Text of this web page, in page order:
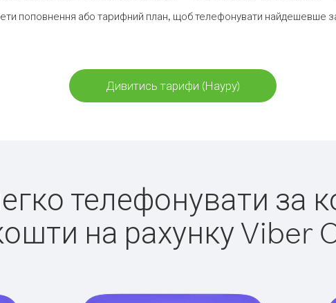
поповнення або тарифний план, щоб телефонувати найдешевше
Дивитись тарифи (Науру)
телефонувати за
на рахунку Viber